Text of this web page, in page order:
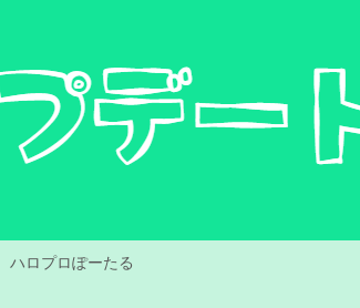
ハロプロぽーたる